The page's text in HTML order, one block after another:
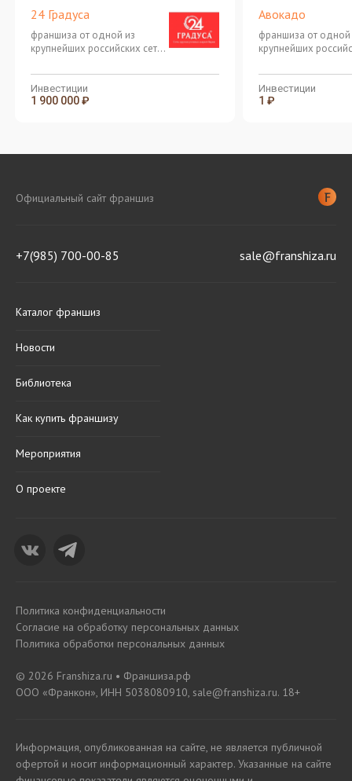
24 Градуса
франшиза от одной из
крупнейших российских сетей
дома"
Инвестиции
1 900 000 ₽
Авокадо
франшиза от одной
крупнейших
дома"
Инвестиции
1 ₽
Официальный сайт франшиз
+7(985) 700-00-85 sale@franshiza.ru
Каталог франшиз
Новости
Библиотека
Как купить франшизу
Мероприятия
О проекте
Политика конфиденциальности
Согласие на обработку персональных данных
Политика обработки персональных данных
© 2026 Franshiza.ru • Франшиза.рф
ООО «Франкон», ИНН 5038080910, sale@franshiza.ru. 18+
Информация, опубликованная на сайте, не является публичной
офертой и носит информационный характер. Указанные на сайте